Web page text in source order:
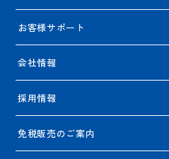
お客様サポート
会社情報
採用情報
免税販売のご案内